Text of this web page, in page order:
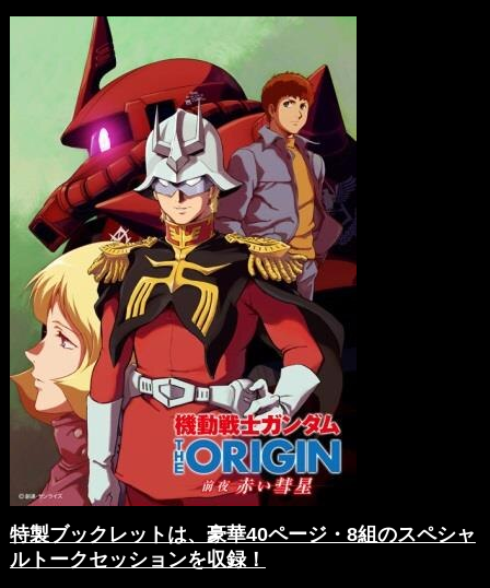
特製ブックレットは、豪華40ページ・8組のスペシャ
ルトークセッションを収録！